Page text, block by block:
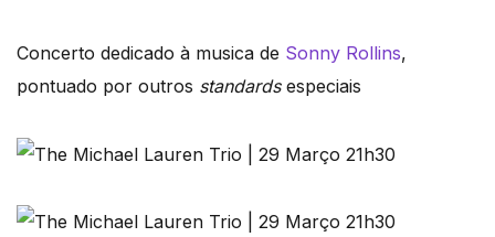
Concerto dedicado à musica de Sonny Rollins,
pontuado por outros standardsespeciais